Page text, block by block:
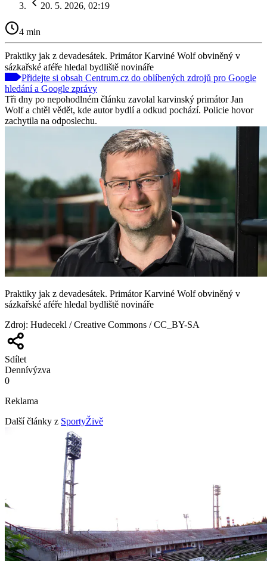
20. 5. 2026, 02:19
4 min
Praktiky jak z devadesátek. Primátor Karviné Wolf obviněný v
sázkařské aféře hledal bydliště novináře
Přidejte si obsah Centrum.cz do oblíbených zdrojů pro Google
hledání a Google zprávy
Tři dny po nepohodlném článku zavolal karvinský primátor Jan
Wolf a chtěl vědět, kde autor bydlí a odkud pochází. Policie hovor
zachytila na odposlechu.
Praktiky jak z devadesátek. Primátor Karviné Wolf obviněný v
sázkařské aféře hledal bydliště novináře
Zdroj: Hudecekl / Creative Commons / CC_BY-SA
Sdílet
Dennívýzva
0
Reklama
Další články z SportyŽivě